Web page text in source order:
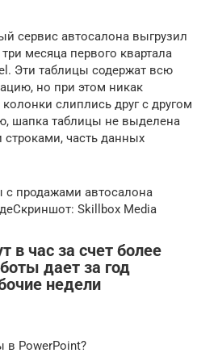
сервис автосалона выгрузил
месяца первого квартала
Эти таблицы содержат всю
но при этом никак
слиплись друг с другом
шапка таблицы не выделена
строками, часть данных
с продажами автосалона
Skillbox Media
в час за счет более
дает за год
недели
PowerPoint?